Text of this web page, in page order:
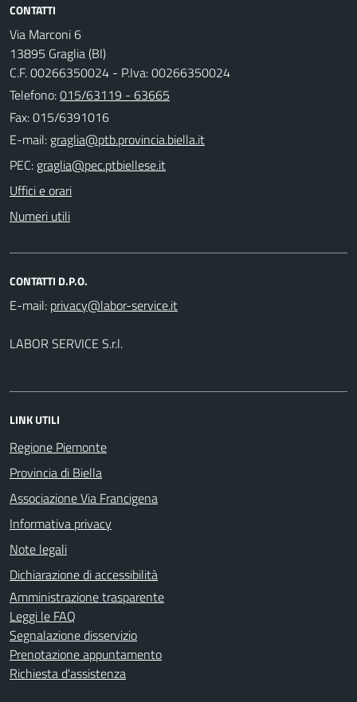
CONTATTI
Via Marconi 6
13895 Graglia (BI)
C.F. 00266350024 - P.Iva: 00266350024
Telefono:015/63119 - 63665
Fax: 015/6391016
E-mail:
PEC:
Uffici e orari
Numeri utili
CONTATTI D.P.O.
E-mail:
LABOR SERVICE S.r.l.
LINK UTILI
Regione Piemonte
Provincia di Biella
Associazione Via Francigena
Informativa privacy
Note legali
Dichiarazione di accessibilità
Amministrazione trasparente
Leggi le FAQ
Segnalazione disservizio
Prenotazione appuntamento
Richiesta d'assistenza